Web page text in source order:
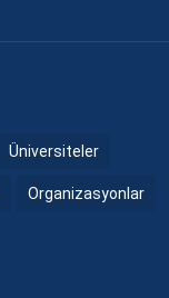
Üniversiteler
Organizasyonlar